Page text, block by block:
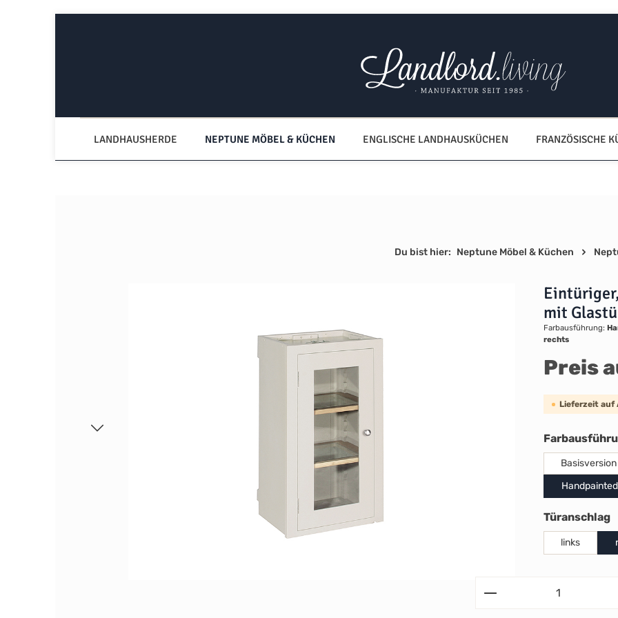
LANDHAUSHERDE NEPTUNE MÖBEL & KÜCHEN ENGLISCHE LANDHAUSKÜCHEN FRANZÖSISCHE
Du bist hier: Neptune Möbel & Küchen
mit
Farbausführung:
rechts
Preis
Lieferzeit auf
Basisversion
Türanschlag
links